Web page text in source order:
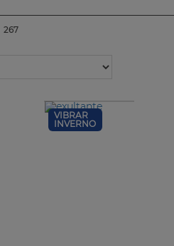
267
VIBRAR
INVERNO